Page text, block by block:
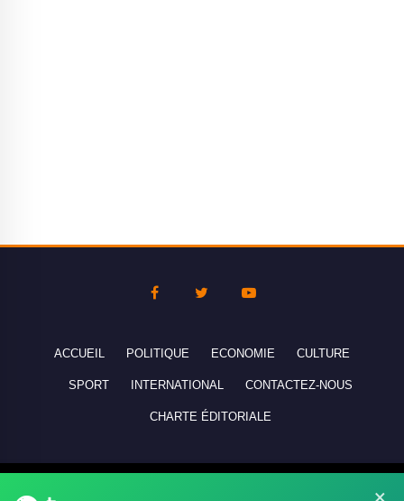
ACCUEIL POLITIQUE ECONOMIE CULTURE
SPORT INTERNATIONAL CONTACTEZ-NOUS
CHARTE ÉDITORIALE